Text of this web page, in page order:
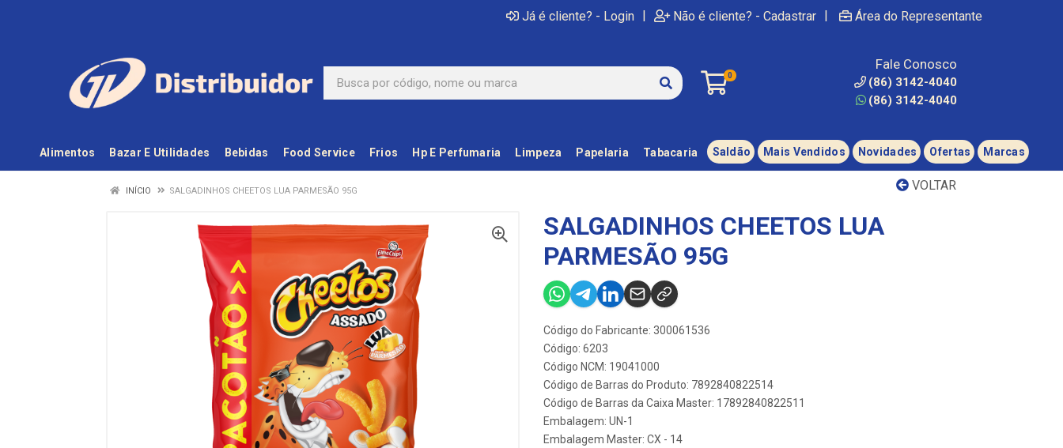
Já é cliente? - Login | Não é cliente? - Cadastrar | Área do Representante
0
Fale Conosco
(86) 3142-4040
(86) 3142-4040
Alimentos Bazar E Utilidades Bebidas Food Service Frios Hp E Perfumaria Limpeza Papelaria Tabacaria Saldão Mais Vendidos Novidades Ofertas Marcas
VOLTAR
INÍCIO SALGADINHOS CHEETOS LUA PARMESÃO 95G
SALGADINHOS CHEETOS LUA
PARMESÃO 95G
Código do Fabricante: 300061536
Código: 6203
Código NCM: 19041000
Código de Barras do Produto: 7892840822514
Código de Barras da Caixa Master: 17892840822511
Embalagem: UN-1
Embalagem Master: CX - 14